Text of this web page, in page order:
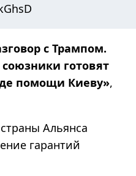
с Трампом.
готовят
помощи Киеву»,
Альянса
гарантий